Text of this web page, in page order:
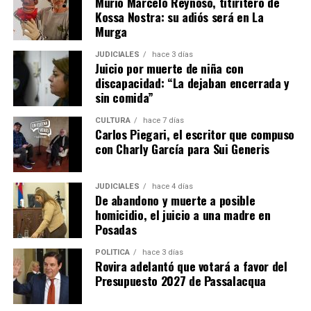
pública durante los 10 años anteriores para poder
acceder a ese beneficio.
Alrededor de 400 personas marcharon en la capital provincial
Al igual que en otros puntos de la provincia y del país, la
movilización se realizó durante la sesión en la que se
debatió el proyecto de Ley de Inviolabilidad de la
Propiedad Privada en elSenado de la Nación.
Sin la parte de extranjerización del territorio, el paquete
Kossa Nostra: su adiós será en La
Murga
JUDICIALES hace 3 días
Juicio por muerte de niña con
discapacidad: “La dejaban encerrada y
sin comida”
CULTURA hace 7 días
Carlos Piegari, el escritor que compuso
con Charly García para Sui Generis
JUDICIALES hace 4 días
De abandono y muerte a posible
homicidio, el juicio a una madre en
Posadas
POLÍTICA hace 3 días
Rovira adelantó que votará a favor del
Presupuesto 2027 de Passalacqua